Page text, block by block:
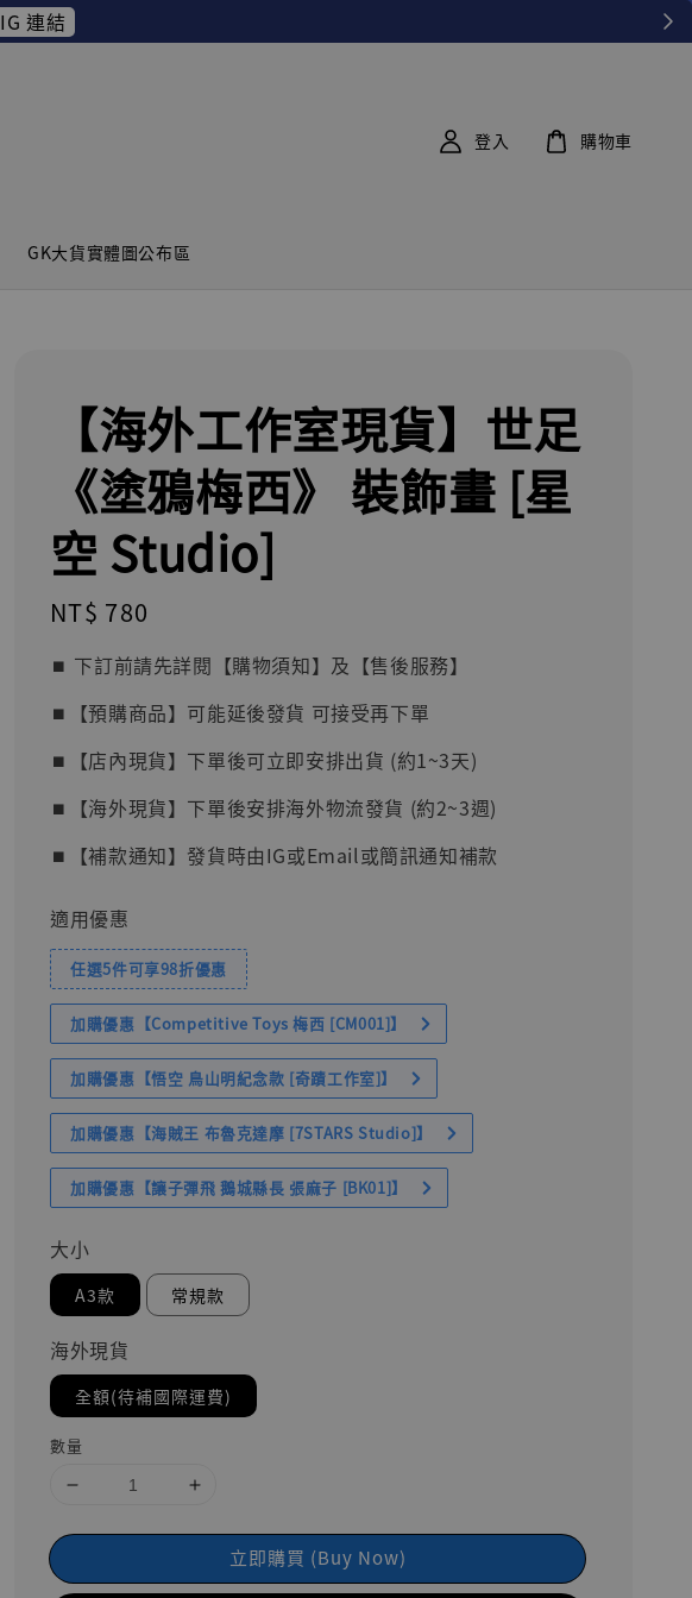
IG 連結
GK大貨實體圖公布區
登入 購物車
【海外工作室現貨】世足
《塗鴉梅西》 裝飾畫 [星
空 Studio]
Regular
price
NT$ 780
⏹︎ 下訂前請先詳閱【購物須知】及【售後服務】
⏹︎【預購商品】可能延後發貨 可接受再下單
⏹︎【店內現貨】下單後可立即安排出貨 (約1~3天)
⏹︎【海外現貨】下單後安排海外物流發貨 (約2~3週)
⏹︎【補款通知】發貨時由IG或Email或簡訊通知補款
適用優惠
任選5件可享98折優惠
加購優惠【Competitive Toys 梅西 [CM001]】
加購優惠【悟空 鳥山明紀念款 [奇蹟工作室]】
加購優惠【海賊王 布魯克達摩 [7STARS Studio]】
加購優惠【讓子彈飛 鵝城縣長 張麻子 [BK01]】
大小
A3款 常規款
海外現貨
全額(待補國際運費)
數量
立即購買 (Buy Now)